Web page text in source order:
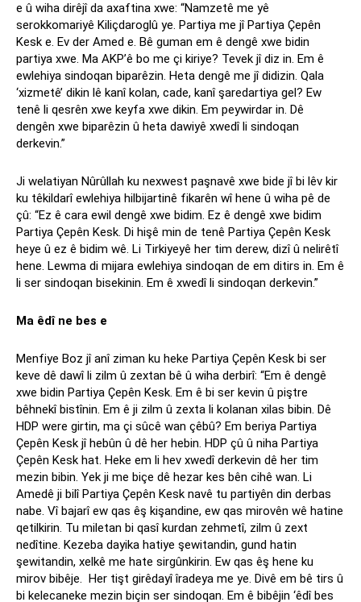
e û wiha dirêjî da axaftina xwe: “Namzetê me yê
serokkomariyê Kiliçdaroglû ye. Partiya me jî Partiya Çepên
Kesk e. Ev der Amed e. Bê guman em ê dengê xwe bidin
partiya xwe. Ma AKP’ê bo me çi kiriye? Tevek jî diz in. Em ê
ewlehiya sindoqan biparêzin. Heta dengê me jî didizin. Qala
‘xizmetê’ dikin lê kanî kolan, cade, kanî şaredartiya gel? Ew
tenê li qesrên xwe keyfa xwe dikin. Em peywirdar in. Dê
dengên xwe biparêzin û heta dawiyê xwedî li sindoqan
derkevin.”
Ji welatiyan Nûrûllah ku nexwest paşnavê xwe bide jî bi lêv kir
ku têkildarî ewlehiya hilbijartinê fikarên wî hene û wiha pê de
çû: “Ez ê cara ewil dengê xwe bidim. Ez ê dengê xwe bidim
Partiya Çepên Kesk. Di hişê min de tenê Partiya Çepên Kesk
heye û ez ê bidim wê. Li Tirkiyeyê her tim derew, dizî û nelirêtî
hene. Lewma di mijara ewlehiya sindoqan de em ditirs in. Em ê
li ser sindoqan bisekinin. Em ê xwedî li sindoqan derkevin.”
Ma êdî ne bes e
Menfiye Boz jî anî ziman ku heke Partiya Çepên Kesk bi ser
keve dê dawî li zilm û zextan bê û wiha derbirî: “Em ê dengê
xwe bidin Partiya Çepên Kesk. Em ê bi ser kevin û piştre
bêhnekî bistînin. Em ê ji zilm û zexta li kolanan xilas bibin. Dê
HDP were girtin, ma çi sûcê wan çêbû? Em beriya Partiya
Çepên Kesk jî hebûn û dê her hebin. HDP çû û niha Partiya
Çepên Kesk hat. Heke em li hev xwedî derkevin dê her tim
mezin bibin. Yek ji me biçe dê hezar kes bên cihê wan. Li
Amedê ji bilî Partiya Çepên Kesk navê tu partiyên din derbas
nabe. Vî bajarî ew qas êş kişandine, ew qas mirovên wê hatine
qetilkirin. Tu miletan bi qasî kurdan zehmetî, zilm û zext
nedîtine. Kezeba dayika hatiye şewitandin, gund hatin
şewitandin, xelkê me hate sirgûnkirin. Ew qas êş hene ku
mirov bibêje. Her tişt girêdayî îradeya me ye. Divê em bê tirs û
bi kelecaneke mezin biçin ser sindoqan. Em ê bibêjin ‘êdî bes